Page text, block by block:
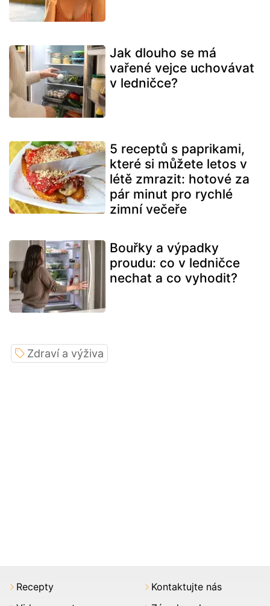
Jak dlouho se má
vařené vejce uchovávat
v ledničce?
5 receptů s paprikami,
které si můžete letos v
létě zmrazit: hotové za
pár minut pro rychlé
zimní večeře
Bouřky a výpadky
proudu: co v ledničce
nechat a co vyhodit?
Zdraví a výživa
Recepty
Kontaktujte nás